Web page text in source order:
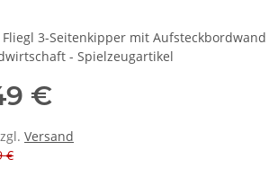
Fliegl 3-Seitenkipper mit
- Spielzeugartikel
€
Versand
€